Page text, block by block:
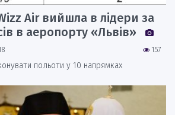
Air вийшла в лідери за
в аеропорту «Львів»
157
польоти у 10 напрямках